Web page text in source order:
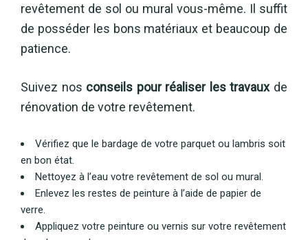
revêtement de sol ou mural vous-même. Il suffit
de posséder les bons matériaux et beaucoup de
patience.
Suivez nos conseils pour réaliser les travaux de
rénovation de votre revêtement.
Vérifiez que le bardage de votre parquet ou lambris soit
en bon état.
Nettoyez à l’eau votre revêtement de sol ou mural.
Enlevez les restes de peinture à l’aide de papier de
verre.
Appliquez votre peinture ou vernis sur votre revêtement